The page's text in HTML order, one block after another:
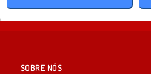
SOBRE NÓS